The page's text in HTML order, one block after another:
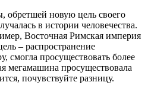
обретшей новую цель своего
в истории человечества.
Восточная Римская империя
– распространение
смогла просуществовать более
мегамашина просуществовала
почувствуйте разницу.